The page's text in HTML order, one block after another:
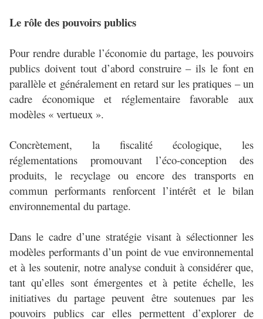
Le rôle des pouvoirs publics
Pour rendre durable l’économie du partage, les pouvoirs
publics doivent tout d’abord construire – ils le font en
parallèle et généralement en retard sur les pratiques – un
cadre économique et réglementaire favorable aux
modèles « vertueux ».
Concrètement, la fiscalité écologique, les
réglementations promouvant l’éco-conception des
produits, le recyclage ou encore des transports en
commun performants renforcent l’intérêt et le bilan
environnemental du partage.
Dans le cadre d’une stratégie visant à sélectionner les
modèles performants d’un point de vue environnemental
et à les soutenir, notre analyse conduit à considérer que,
tant qu’elles sont émergentes et à petite échelle, les
initiatives du partage peuvent être soutenues par les
pouvoirs publics car elles permettent d’explorer de